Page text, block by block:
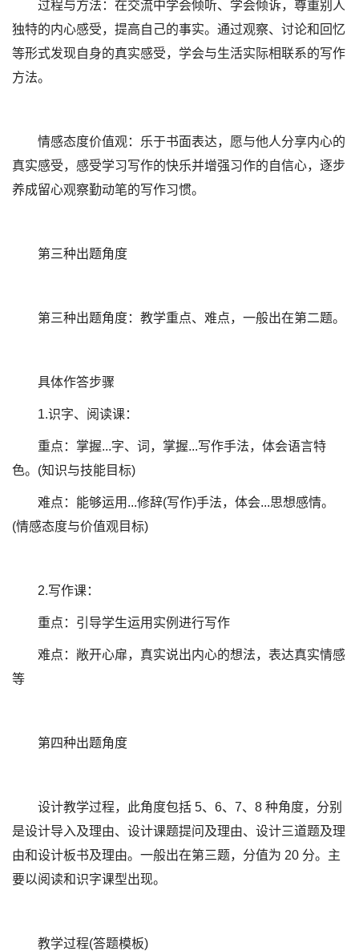
过程与方法：在交流中学会倾听、学会倾诉，尊重别人
独特的内心感受，提高自己的事实。通过观察、讨论和回忆
等形式发现自身的真实感受，学会与生活实际相联系的写作
方法。
情感态度价值观：乐于书面表达，愿与他人分享内心的
真实感受，感受学习写作的快乐并增强习作的自信心，逐步
养成留心观察勤动笔的写作习惯。
第三种出题角度
第三种出题角度：教学重点、难点，一般出在第二题。
具体作答步骤
1.识字、阅读课：
重点：掌握...字、词，掌握...写作手法，体会语言特
色。(知识与技能目标)
难点：能够运用...修辞(写作)手法，体会...思想感情。
(情感态度与价值观目标)
2.写作课：
重点：引导学生运用实例进行写作
难点：敞开心扉，真实说出内心的想法，表达真实情感
等
第四种出题角度
设计教学过程，此角度包括 5、6、7、8 种角度，分别
是设计导入及理由、设计课题提问及理由、设计三道题及理
由和设计板书及理由。一般出在第三题，分值为 20 分。主
要以阅读和识字课型出现。
教学过程(答题模板)